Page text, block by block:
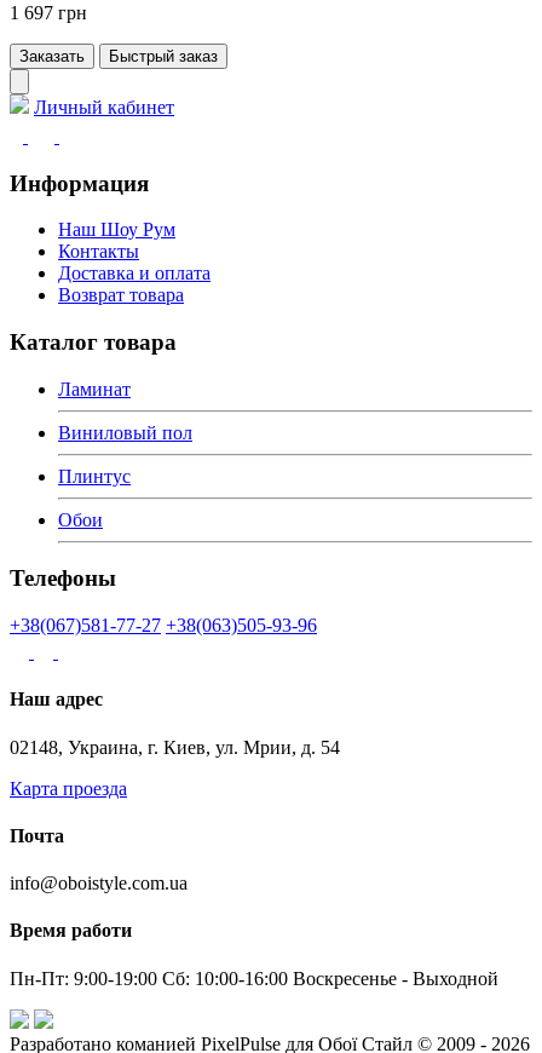
1 697 грн
Заказать Быстрый заказ
Личный кабинет
Информация
Наш Шоу Рум
Контакты
Доставка и оплата
Возврат товара
Каталог товара
Ламинат
Виниловый пол
Плинтус
Обои
Телефоны
+38(067)581-77-27 +38(063)505-93-96
Наш адрес
02148, Украина, г. Киев, ул. Мрии, д. 54
Карта проезда
Почта
info@oboistyle.com.ua
Время работи
Пн-Пт: 9:00-19:00 Сб: 10:00-16:00 Воскресенье - Выходной
Разработано команией PixelPulse для Обої Стайл © 2009 - 2026